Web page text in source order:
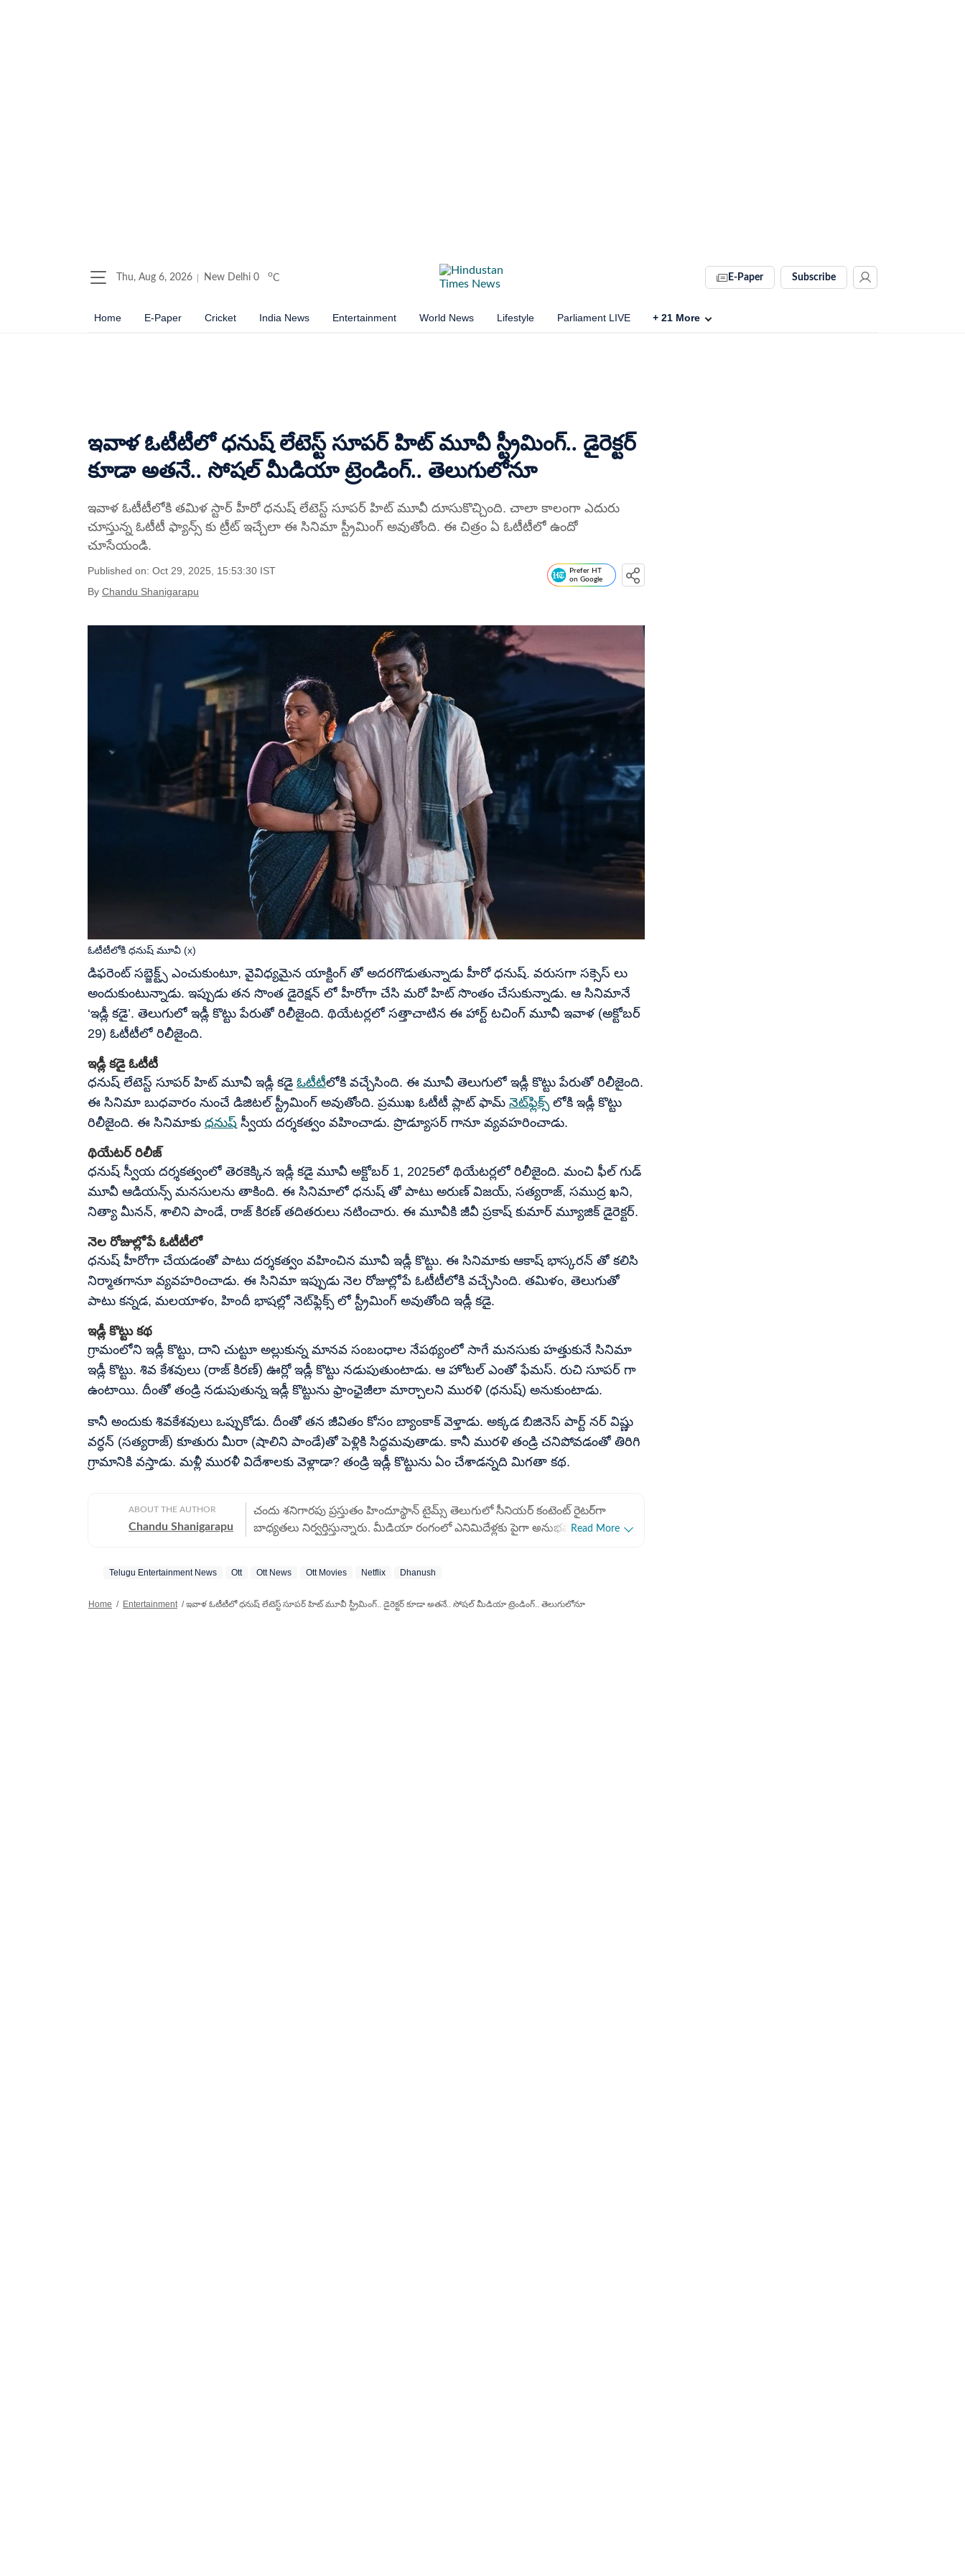
Thu, Aug 6, 2026 New Delhi 0 oC E-Paper Subscribe
Home E-Paper Cricket India News Entertainment World News Lifestyle Parliament LIVE + 21 More
ఇవాళ ఓటీటీలో ధనుష్ లేటెస్ట్ సూపర్ హిట్ మూవీ స్ట్రీమింగ్.. డైరెక్టర్
కూడా అతనే.. సోషల్ మీడియా ట్రెండింగ్.. తెలుగులోనూ
ఇవాళ ఓటీటీలోకి తమిళ స్టార్ హీరో ధనుష్ లేటెస్ట్ సూపర్ హిట్ మూవీ దూసుకొచ్చింది. చాలా కాలంగా ఎదురు
చూస్తున్న ఓటీటీ ఫ్యాన్స్ కు ట్రీట్ ఇచ్చేలా ఈ సినిమా స్ట్రీమింగ్ అవుతోంది. ఈ చిత్రం ఏ ఓటీటీలో ఉందో
చూసేయండి.
Published on: Oct 29, 2025, 15:53:30 IST
By Chandu Shanigarapu
Prefer HT
on Google
డిఫరెంట్ సబ్జెక్ట్స్ ఎంచుకుంటూ, వైవిధ్యమైన యాక్టింగ్ తో అదరగొడుతున్నాడు హీరో ధనుష్. వరుసగా సక్సెస్ లు
అందుకుంటున్నాడు. ఇప్పుడు తన సొంత డైరెక్షన్ లో హీరోగా చేసి మరో హిట్ సొంతం చేసుకున్నాడు. ఆ సినిమానే
‘ఇడ్లీ కడై’. తెలుగులో ఇడ్లీ కొట్టు పేరుతో రిలీజైంది. థియేటర్లలో సత్తాచాటిన ఈ హార్ట్ టచింగ్ మూవీ ఇవాళ (అక్టోబర్
29) ఓటీటీలో రిలీజైంది.
ఓటీటీలోకి ధనుష్ మూవీ (x)
ఇడ్లీ కడై ఓటీటీ
ధనుష్ లేటెస్ట్ సూపర్ హిట్ మూవీ ఇడ్లీ కడై ఓటీటీలోకి వచ్చేసింది. ఈ మూవీ తెలుగులో ఇడ్లీ కొట్టు పేరుతో రిలీజైంది.
ఈ సినిమా బుధవారం నుంచే డిజిటల్ స్ట్రీమింగ్ అవుతోంది. ప్రముఖ ఓటీటీ ప్లాట్ ఫామ్ నెట్‌ఫ్లిక్స్ లోకి ఇడ్లీ కొట్టు
రిలీజైంది. ఈ సినిమాకు ధనుష్ స్వీయ దర్శకత్వం వహించాడు. ప్రొడ్యూసర్ గానూ వ్యవహరించాడు.
థియేటర్ రిలీజ్
ధనుష్ స్వీయ దర్శకత్వంలో తెరకెక్కిన ఇడ్లీ కడై మూవీ అక్టోబర్ 1, 2025లో థియేటర్లలో రిలీజైంది. మంచి ఫీల్ గుడ్
మూవీ ఆడియన్స్ మనసులను తాకింది. ఈ సినిమాలో ధనుష్ తో పాటు అరుణ్ విజయ్, సత్యరాజ్, సముద్ర ఖని,
నిత్యా మీనన్, శాలిని పాండే, రాజ్ కిరణ్ తదితరులు నటించారు. ఈ మూవీకి జీవీ ప్రకాష్ కుమార్ మ్యూజిక్ డైరెక్టర్.
నెల రోజుల్లోపే ఓటీటీలో
ధనుష్ హీరోగా చేయడంతో పాటు దర్శకత్వం వహించిన మూవీ ఇడ్లీ కొట్టు. ఈ సినిమాకు ఆకాష్ భాస్కరన్ తో కలిసి
నిర్మాతగానూ వ్యవహరించాడు. ఈ సినిమా ఇప్పుడు నెల రోజుల్లోపే ఓటీటీలోకి వచ్చేసింది. తమిళం, తెలుగుతో
పాటు కన్నడ, మలయాళం, హిందీ భాషల్లో నెట్‌ఫ్లిక్స్ లో స్ట్రీమింగ్ అవుతోంది ఇడ్లీ కడై.
ఇడ్లీ కొట్టు కథ
గ్రామంలోని ఇడ్లీ కొట్టు, దాని చుట్టూ అల్లుకున్న మానవ సంబంధాల నేపథ్యంలో సాగే మనసుకు హత్తుకునే సినిమా
ఇడ్లీ కొట్టు. శివ కేశవులు (రాజ్ కిరణ్) ఊర్లో ఇడ్లీ కొట్టు నడుపుతుంటాడు. ఆ హోటల్ ఎంతో ఫేమస్. రుచి సూపర్ గా
ఉంటాయి. దీంతో తండ్రి నడుపుతున్న ఇడ్లీ కొట్టును ఫ్రాంఛైజీలా మార్చాలని మురళి (ధనుష్) అనుకుంటాడు.
కానీ అందుకు శివకేశవులు ఒప్పుకోడు. దీంతో తన జీవితం కోసం బ్యాంకాక్ వెళ్తాడు. అక్కడ బిజినెస్ పార్ట్ నర్ విష్ణు
వర్ధన్ (సత్యరాజ్) కూతురు మీరా (షాలిని పాండే)తో పెళ్లికి సిద్ధమవుతాడు. కానీ మురళి తండ్రి చనిపోవడంతో తిరిగి
గ్రామానికి వస్తాడు. మళ్లీ మురళీ విదేశాలకు వెళ్లాడా? తండ్రి ఇడ్లీ కొట్టును ఏం చేశాడన్నది మిగతా కథ.
ABOUT THE AUTHOR
Chandu Shanigarapu
చందు శనిగారపు ప్రస్తుతం హిందూస్థాన్ టైమ్స్ తెలుగులో సీనియర్ కంటెంట్ రైట‌ర్‌గా
బాధ్యతలు నిర్వర్తిస్తున్నారు. మీడియా రంగంలో ఎనిమిదేళ్లకు పైగా అనుభవం ఆయన
చదివించేలా ఇవ్వడం ఆయన ప్రత్యేకత. మ్యాచ్ రిపోర్ట్ లను వేగంగా అందించడం, లైవ్ అప్
ఎక్కువగా పనిచేశారు. ప్రముఖ దినపత్రిక ఈనాడులో ఏడేళ్లకు పైగా స్పోర్ట్స్ రిపోర్టర్ గా
Read More
Telugu Entertainment News Ott Ott News Ott Movies Netflix Dhanush
Home / Entertainment / ఇవాళ ఓటీటీలో ధనుష్ లేటెస్ట్ సూపర్ హిట్ మూవీ స్ట్రీమింగ్.. డైరెక్టర్ కూడా అతనే.. సోషల్ మీడియా ట్రెండింగ్.. తెలుగులోనూ